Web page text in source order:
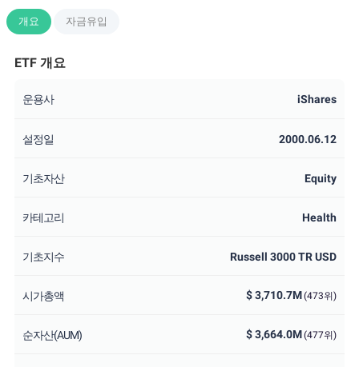
개요 자금유입
ETF 개요
운용사 iShares
설정일 2000.06.12
기초자산 Equity
카테고리 Health
기초지수 Russell 3000 TR USD
시가총액 $ 3,710.7M(473위)
순자산(AUM) $ 3,664.0M(477위)